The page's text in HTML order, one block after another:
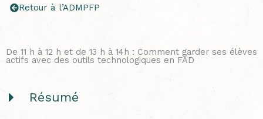
Retour à l’ADMPFP
De 11 h à 12 h et de 13 h à 14h : Comment garder ses élèves
actifs avec des outils technologiques en FAD
Résumé